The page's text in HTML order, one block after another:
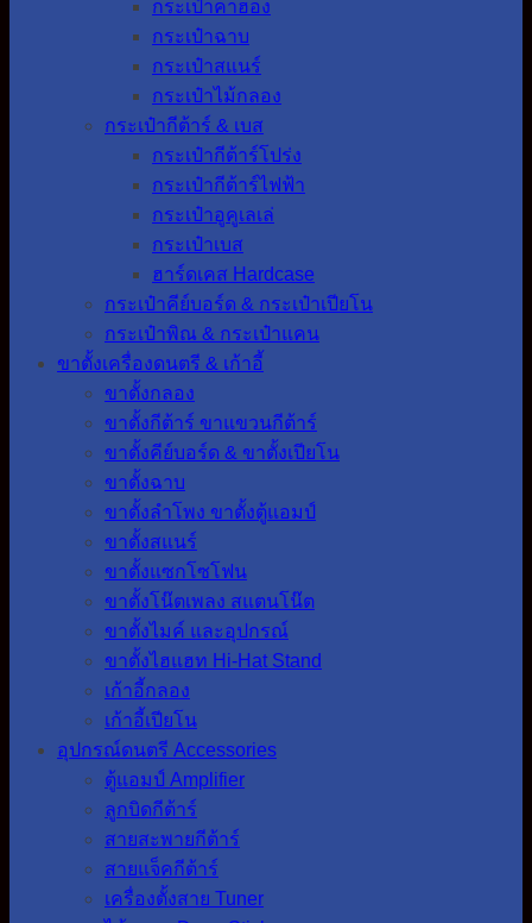
กระเป๋าคาฮอง
กระเป๋าฉาบ
กระเป๋าสแนร์
กระเป๋าไม้กลอง
กระเป๋ากีต้าร์ & เบส
กระเป๋ากีต้าร์โปร่ง
กระเป๋ากีต้าร์ไฟฟ้า
กระเป๋าอูคูเลเล่
กระเป๋าเบส
ฮาร์ดเคส Hardcase
กระเป๋าคีย์บอร์ด & กระเป๋าเปียโน
กระเป๋าพิณ & กระเป๋าแคน
ขาตั้งเครื่องดนตรี & เก้าอี้
ขาตั้งกลอง
ขาตั้งกีต้าร์ ขาแขวนกีต้าร์
ขาตั้งคีย์บอร์ด & ขาตั้งเปียโน
ขาตั้งฉาบ
ขาตั้งลำโพง ขาตั้งตู้แอมป์
ขาตั้งสแนร์
ขาตั้งแซกโซโฟน
ขาตั้งโน๊ตเพลง สแตนโน๊ต
ขาตั้งไมค์ และอุปกรณ์
ขาตั้งไฮแฮท Hi-Hat Stand
เก้าอี้กลอง
เก้าอี้เปียโน
อุปกรณ์ดนตรี Accessories
ตู้แอมป์ Amplifier
ลูกบิดกีต้าร์
สายสะพายกีต้าร์
สายแจ็คกีต้าร์
เครื่องตั้งสาย Tuner